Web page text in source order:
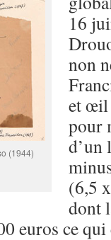
(1944)
16
non
et œil
pour
d’un
(6,5
dont
euros ce